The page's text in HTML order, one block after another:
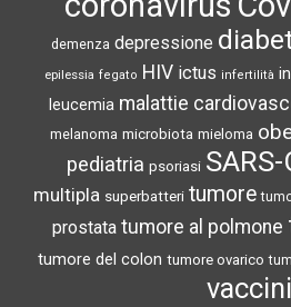
demenza depressione
epilessia fegato HIV ictus infertilità
leucemia malattie
melanoma microbiota mieloma
pediatria psoriasi
multipla superbatteri tumore
prostata tumore al polmone
tumore del colon tumore ovarico
vaccini